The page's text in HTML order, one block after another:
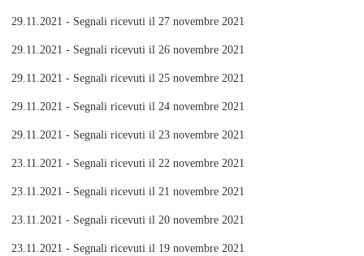
29.11.2021 - Segnali ricevuti il 27 novembre 2021
29.11.2021 - Segnali ricevuti il 26 novembre 2021
29.11.2021 - Segnali ricevuti il 25 novembre 2021
29.11.2021 - Segnali ricevuti il 24 novembre 2021
29.11.2021 - Segnali ricevuti il 23 novembre 2021
23.11.2021 - Segnali ricevuti il 22 novembre 2021
23.11.2021 - Segnali ricevuti il 21 novembre 2021
23.11.2021 - Segnali ricevuti il 20 novembre 2021
23.11.2021 - Segnali ricevuti il 19 novembre 2021